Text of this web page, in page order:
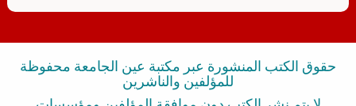
حقوق الكتب المنشورة عبر مكتبة عين الجامعة محفوظة
للمؤلفين والناشرين